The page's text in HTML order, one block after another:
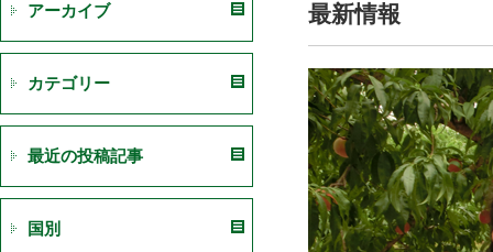
アーカイブ
カテゴリー
最近の投稿記事
国別
最新情報